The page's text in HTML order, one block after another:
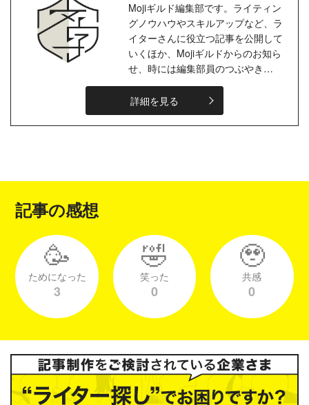
Mojiギルド編集部です。ライティン
グノウハウやスキルアップなど、ラ
イターさんに役立つ記事を公開して
いくほか、Mojiギルドからのお知ら
せ、時には編集部員のつぶやき
も…。ライターの皆さまとのコミュ
ニケーションを楽しみながら、大事
にしたい！
詳細を見る
記事の感想
🥳
ためになった
3
🤣
笑った
0
🥹
共感
0